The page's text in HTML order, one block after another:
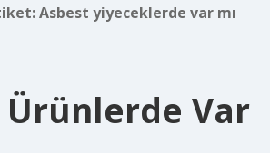
Asbest yiyeceklerde var mı
Var